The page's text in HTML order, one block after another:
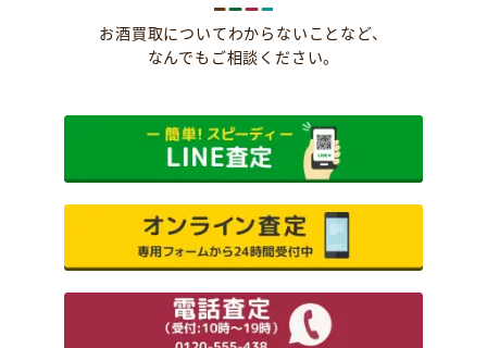
お酒買取についてわからないことなど、
なんでもご相談ください。